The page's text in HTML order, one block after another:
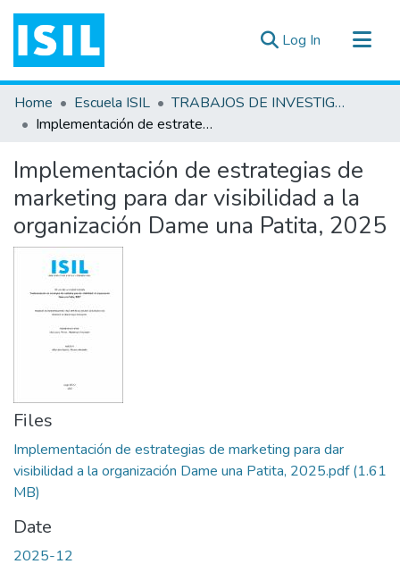
Log In (current)
All of DSpace
Statistics
Documentos ▾
Home Escuela ISIL
TRABAJOS DE INVESTIGACIÓN
Implementación de estrategias de marketing para dar visibilidad a la organización Dame una Patita, 2025
Implementación de estrategias de
marketing para dar visibilidad a la
organización Dame una Patita, 2025
Files
Implementación de estrategias de marketing para dar
visibilidad a la organización Dame una Patita, 2025.pdf(1.61
MB)
Date
2025-12